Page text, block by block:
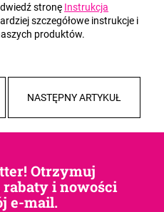
stronę Instrukcja
szczegółowe instrukcje i
produktów.
NASTĘPNY ARTYKUŁ
Otrzymuj
i nowości
e-mail.